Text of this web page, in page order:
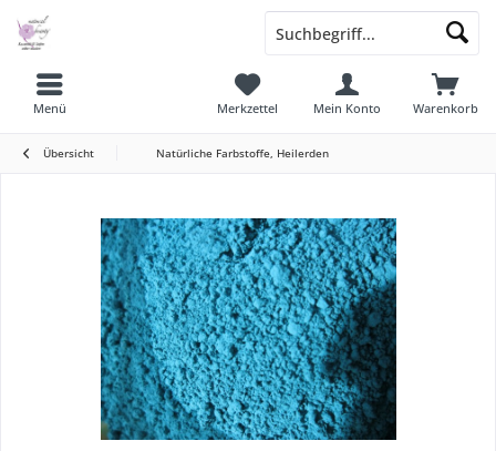
Menü Warenkorb
Merkzettel Mein Konto
Übersicht Natürliche Farbstoffe, Heilerden